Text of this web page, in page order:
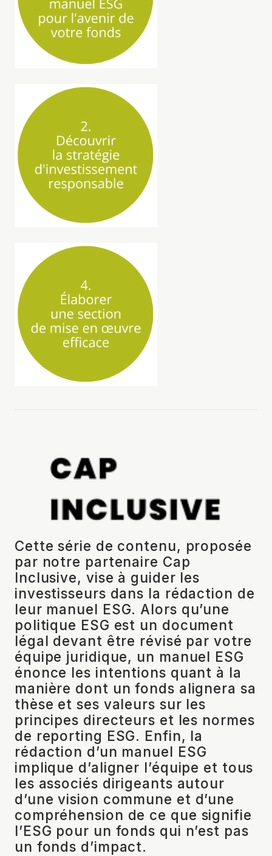
Cette série de contenu, proposée
par notre partenaire Cap
Inclusive, vise à guider les
investisseurs dans la rédaction de
leur manuel ESG. Alors qu’une
politique ESG est un document
légal devant être révisé par votre
équipe juridique, un manuel ESG
énonce les intentions quant à la
manière dont un fonds alignera sa
thèse et ses valeurs sur les
principes directeurs et les normes
de reporting ESG. Enfin, la
rédaction d’un manuel ESG
implique d’aligner l’équipe et tous
les associés dirigeants autour
d’une vision commune et d’une
compréhension de ce que signifie
l’ESG pour un fonds qui n’est pas
un fonds d’impact.